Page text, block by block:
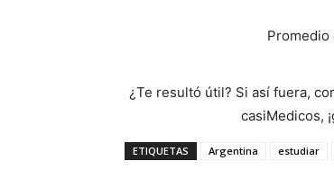
Promedio
¿Te resultó útil? Si así fuera,
casiMedicos,
ETIQUETAS Argentina estudiar